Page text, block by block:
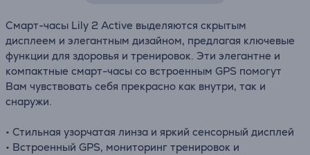
Смарт-часы Lily 2 Active выделяются скрытым
дисплеем и элегантным дизайном, предлагая ключевые
функции для здоровья и тренировок. Эти элегантне и
компактные смарт-часы со встроенным GPS помогут
Вам чувствовать себя прекрасно как внутри, так и
снаружи.
• Стильная узорчатая линза и яркий сенсорный дисплей
• Встроенный GPS, мониторинг тренировок и